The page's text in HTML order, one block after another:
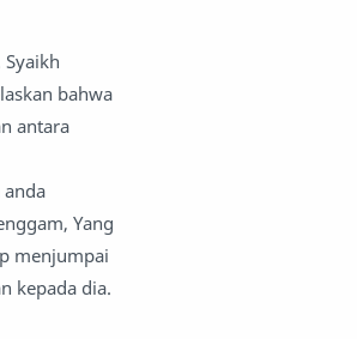
bahwa
antara
anda
Yang
menjumpai
kepada dia.